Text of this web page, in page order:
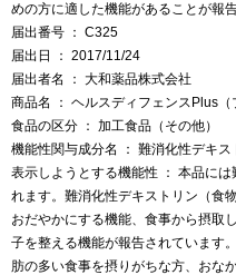
めの方に適した機能があることが報
届出番号 ： C325
届出日 ： 2017/11/24
届出者名 ： 大和薬品株式会社
商品名 ： ヘルスディフェンスPlus（
食品の区分 ： 加工食品（その他）
機能性関与成分名 ： 難消化性デキス
表示しようとする機能性 ： 本品に
れます。難消化性デキストリン（食
おだやかにする機能、食事から摂取
子を整える機能が報告されています
肪の多い食事を摂りがちな方、おな